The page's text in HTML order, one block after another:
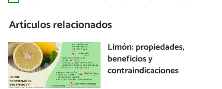
Artículos relacionados
Limón: propiedades,
beneficios y
contraindicaciones